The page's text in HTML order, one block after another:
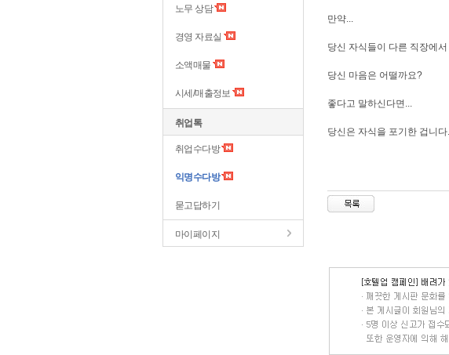
노무 상담
경영 자료실
소액매물
시세/매출정보
취업톡
취업수다방
익명수다방
묻고답하기
마이페이지
만약...
당신 자식들이 다른 직장에
당신 마음은 어떨까요?
좋다고 말하신다면...
당신은 자식을 포기한 겁니